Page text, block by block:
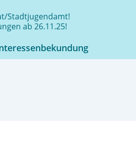
Stadtjugendamt!
ab 26.11.25!